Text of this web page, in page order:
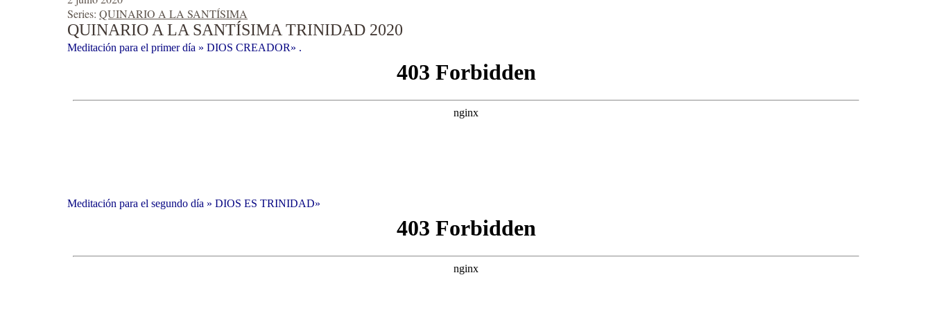
Series: QUINARIO A LA SANTÍSIMA
QUINARIO A LA SANTÍSIMA TRINIDAD 2020
Meditación para el primer día » DIOS CREADOR» .
Meditación para el segundo día » DIOS ES TRINIDAD»